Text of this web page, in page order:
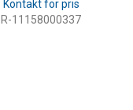
R-11158000337